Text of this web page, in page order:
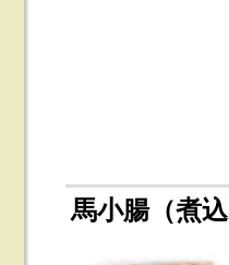
馬小腸（煮